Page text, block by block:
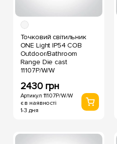
Точковий світильник
ONE Light IP54 COB
Outdoor/Bathroom
Range Die cast
11107P/W/W
2430 грн
Артикул 11107P/W/W
є в наявності
1-3 дня